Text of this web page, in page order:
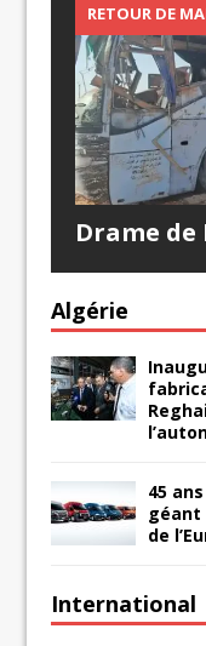
RETOUR DE
Drame de
Algérie
45
géant
de
International